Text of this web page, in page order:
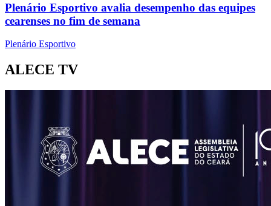
Plenário Esportivo avalia desempenho das equipes
cearenses no fim de semana
Plenário Esportivo
ALECE TV